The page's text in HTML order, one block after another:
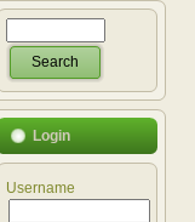
Login
Username